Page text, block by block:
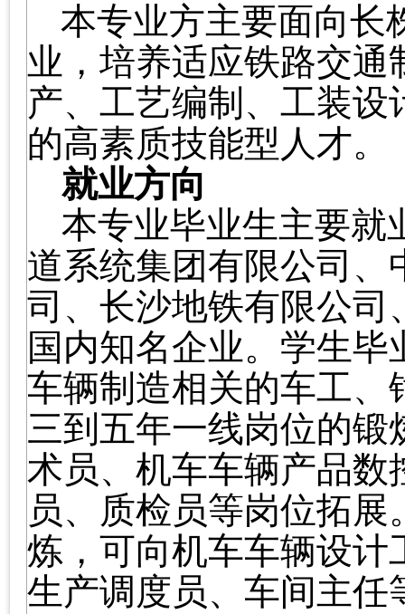
本专业方主要面向长
业，培养适应铁路交
产、工艺编制、工装
的高素质技能型人才。
就业方向
本专业毕业生主要就
道系统集团有限公司、
司、长沙地铁有限公司
国内知名企业。 学生毕
车辆制造相关的车工
三到五年一线岗位的
术员、机车车辆产品
员、 质检员等岗位拓展
炼，可向机车车辆设计
生产调度员、车间主任